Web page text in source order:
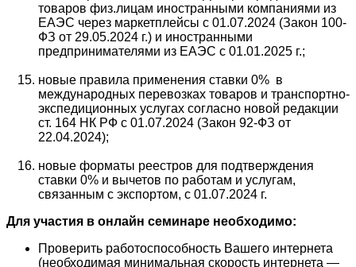
товаров физ.лицам иностранными компаниями из
ЕАЭС через маркетплейсы с 01.07.2024 (Закон 100-
ФЗ от 29.05.2024 г.) и иностранными
предпринимателями из ЕАЭС с 01.01.2025 г.;
новые правила применения ставки 0% в
международных перевозках товаров и транспортно-
экспедиционных услугах согласно новой редакции
ст. 164 НК РФ с 01.07.2024 (Закон 92-ФЗ от
22.04.2024);
новые форматы реестров для подтверждения
ставки 0% и вычетов по работам и услугам,
связанным с экспортом, с 01.07.2024 г.
Для участия в онлайн семинаре необходимо:
Проверить работоспособность Вашего интернета
(необходимая минимальная скорость интернета —